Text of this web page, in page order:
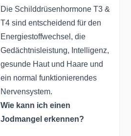
Die Schilddrüsenhormone T3 &
T4 sind entscheidend für den
Energiestoffwechsel, die
Gedächtnisleistung, Intelligenz,
gesunde Haut und Haare und
ein normal funktionierendes
Nervensystem.
Wie kann ich einen
Jodmangel erkennen?